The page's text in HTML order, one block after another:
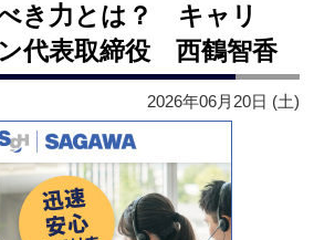
き力とは？ キャリ
代表取締役 西鶴智香
2026年06月20日 (土)